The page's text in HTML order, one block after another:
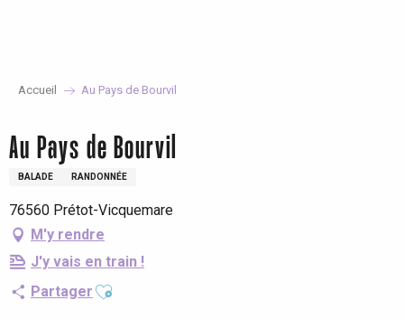
Accueil Au Pays de Bourvil
Au Pays de Bourvil
BALADE RANDONNÉE
76560 Prétot-Vicquemare
M'y rendre
J'y vais en train !
Partager Ajouter aux favoris